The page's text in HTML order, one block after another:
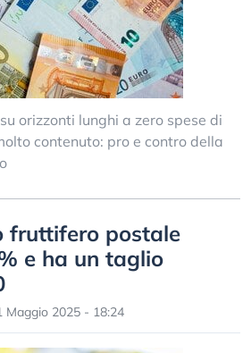
orizzonti lunghi a zero spese di
contenuto: pro e contro della
fruttifero postale
e ha un taglio
Maggio 2025 - 18:24